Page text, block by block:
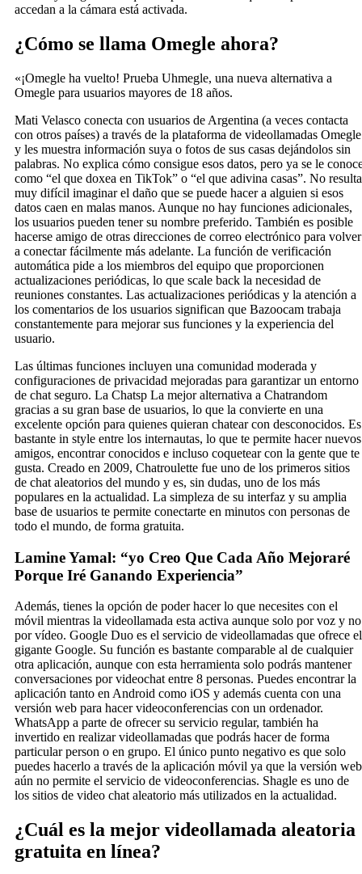
accedan a la cámara está activada.
¿Cómo se llama Omegle ahora?
«¡Omegle ha vuelto! Prueba Uhmegle, una nueva alternativa a
Omegle para usuarios mayores de 18 años.
Mati Velasco conecta con usuarios de Argentina (a veces contacta
con otros países) a través de la plataforma de videollamadas Omegle
y les muestra información suya o fotos de sus casas dejándolos sin
palabras. No explica cómo consigue esos datos, pero ya se le
como “el que doxea en TikTok” o “el que adivina casas”. No resulta
muy difícil imaginar el daño que se puede hacer a alguien si esos
datos caen en malas manos. Aunque no hay funciones adicionales,
los usuarios pueden tener su nombre preferido. También es posible
hacerse amigo de otras direcciones de correo electrónico para volver
a conectar fácilmente más adelante. La función de verificación
automática pide a los miembros del equipo que proporcionen
actualizaciones periódicas, lo que scale back la necesidad de
reuniones constantes. Las actualizaciones periódicas y la atención a
los comentarios de los usuarios significan que Bazoocam trabaja
constantemente para mejorar sus funciones y la experiencia del
usuario.
Las últimas funciones incluyen una comunidad moderada y
configuraciones de privacidad mejoradas para garantizar un entorno
de chat seguro. La Chatsp La mejor alternativa a Chatrandom
gracias a su gran base de usuarios, lo que la convierte en una
excelente opción para quienes quieran chatear con desconocidos. Es
bastante in style entre los internautas, lo que te permite hacer nuevos
amigos, encontrar conocidos e incluso coquetear con la gente que te
gusta. Creado en 2009, Chatroulette fue uno de los primeros sitios
de chat aleatorios del mundo y es, sin dudas, uno de los más
populares en la actualidad. La simpleza de su interfaz y su amplia
base de usuarios te permite conectarte en minutos con personas de
todo el mundo, de forma gratuita.
Lamine Yamal: “yo Creo Que Cada Año Mejoraré
Porque Iré Ganando Experiencia”
Además, tienes la opción de poder hacer lo que necesites con el
móvil mientras la videollamada esta activa aunque solo por voz y no
por vídeo. Google Duo es el servicio de videollamadas que ofrece el
gigante Google. Su función es bastante comparable al de cualquier
otra aplicación, aunque con esta herramienta solo podrás mantener
conversaciones por videochat entre 8 personas. Puedes encontrar la
aplicación tanto en Android como iOS y además cuenta con una
versión web para hacer videoconferencias con un ordenador.
WhatsApp a parte de ofrecer su servicio regular, también ha
invertido en realizar videollamadas que podrás hacer de forma
particular person o en grupo. El único punto negativo es que solo
puedes hacerlo a través de la aplicación móvil ya que la versión web
aún no permite el servicio de videoconferencias. Shagle es uno de
los sitios de video chat aleatorio más utilizados en la actualidad.
¿Cuál es la mejor videollamada aleatoria
gratuita en línea?